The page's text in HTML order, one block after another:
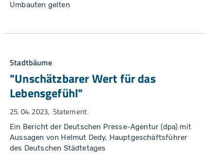
Umbauten gelten
Stadtbäume
"Unschätzbarer Wert für das
Lebensgefühl"
25. 04. 2023 Statement
Ein Bericht der Deutschen Presse-Agentur (dpa) mit
Aussagen von Helmut Dedy, Hauptgeschäftsführer
des Deutschen Städtetages